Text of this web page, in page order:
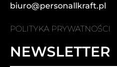
biuro@personallkraft.pl
POLITYKA PRYWATNOŚCI
NEWSLETTER